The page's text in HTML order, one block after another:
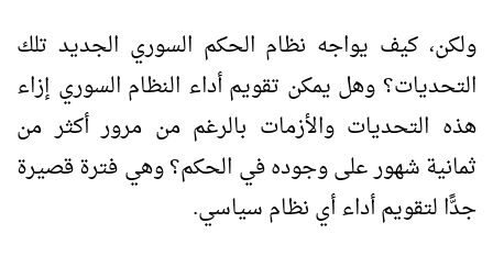
ولكن، كيف يواجه نظام الحكم السوري الجديد تلك
التحديات؟ وهل يمكن تقويم أداء النظام السوري إزاء
هذه التحديات والأزمات بالرغم من مرور أكثر من
ثمانية شهور على وجوده في الحكم؟ وهي فترة قصيرة
جدًّا لتقويم أداء أي نظام سياسي.